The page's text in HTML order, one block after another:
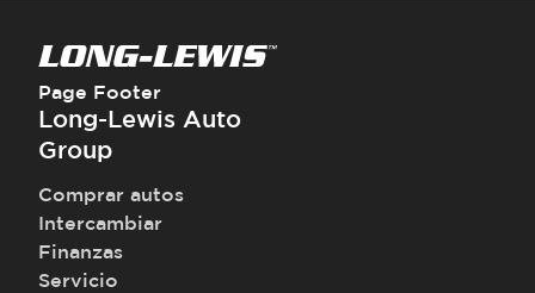
Page Footer
Long-Lewis Auto
Group
Comprar autos
Intercambiar
Finanzas
Servicio